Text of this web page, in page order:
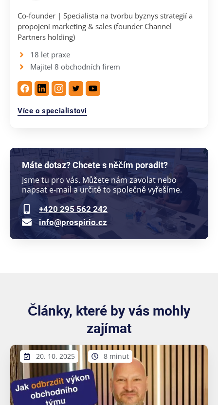
Co-founder | Specialista na tvorbu byznys strategií a
propojení marketing & sales (founder Channel
Partners holding)
18 let praxe
Majitel 8 obchodních firem
Více o specialistovi
Máte dotaz? Chcete s něčím poradit?
Jsme tu pro vás. Můžete nám zavolat nebo
napsat e-mail a určitě to společně vyřešíme.
+420 295 562 242
info@prospirio.cz
Články, které by vás mohly
zajímat
20. 10. 2025 8 minut